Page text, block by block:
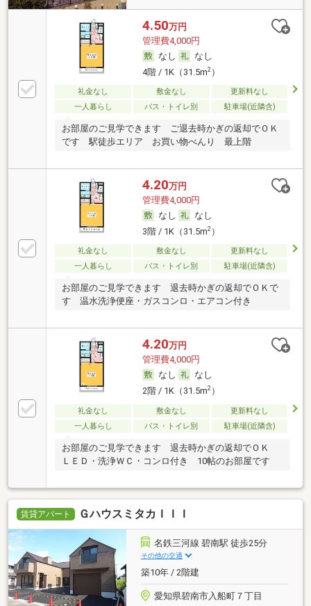
4.50万円
管理費4,000円
なし
なし
4階 / 1K（31.5m2）
礼金なし 敷金なし
更新料なし
一人暮らし
バス・トイレ別 駐車場(近隣含)
お部屋のご見学できます ご退去時かぎの返却でＯＫ
です 駅徒歩エリア お買い物べんり 最上階
4.20万円
管理費4,000円
なし
なし
3階 / 1K（31.5m2）
礼金なし 敷金なし
更新料なし
一人暮らし
バス・トイレ別 駐車場(近隣含)
お部屋のご見学できます 退去時かぎの返却でＯＫで
す 温水洗浄便座・ガスコンロ・エアコン付き
4.20万円
管理費4,000円
なし
なし
2階 / 1K（31.5m2）
礼金なし 敷金なし
更新料なし
一人暮らし
バス・トイレ別 駐車場(近隣含)
お部屋のご見学できます 退去時かぎの返却でＯＫ
ＬＥＤ・洗浄ＷＣ・コンロ付き 10帖のお部屋です
賃貸アパート ＧハウスミタカＩＩＩ
名鉄三河線 碧南駅 徒歩25分
その他の交通
築10年 / 2階建
愛知県碧南市入船町７丁目